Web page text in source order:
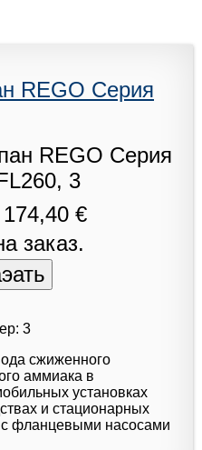
REGO Серия
€
заказ.
3
сжиженного
аммиака в
установках
и стационарных
фланцевыми насосами